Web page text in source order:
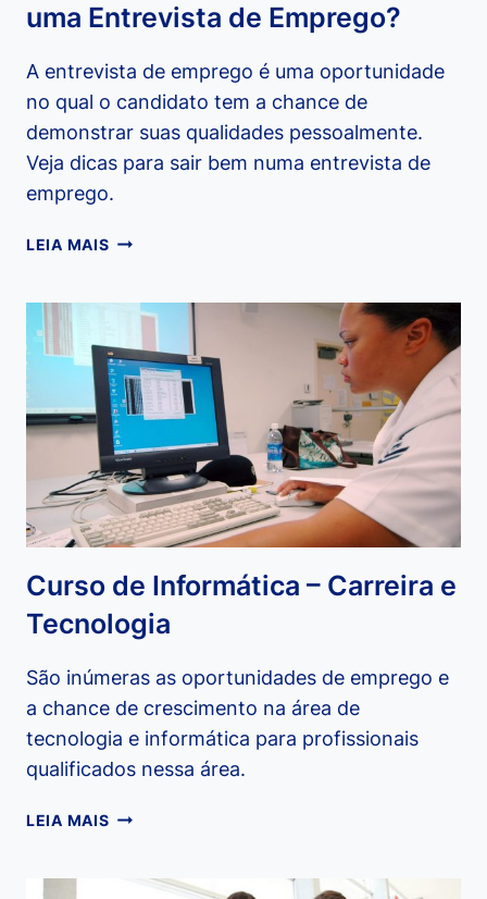
uma Entrevista de Emprego?
A entrevista de emprego é uma oportunidade
no qual o candidato tem a chance de
demonstrar suas qualidades pessoalmente.
Veja dicas para sair bem numa entrevista de
emprego.
LEIA MAISVOCÊ
EM
UMA
ENTREVISTA
DE
EMPREGO?
Curso de Informática – Carreira e
Tecnologia
São inúmeras as oportunidades de emprego e
a chance de crescimento na área de
tecnologia e informática para profissionais
qualificados nessa área.
LEIA MAISCURSO